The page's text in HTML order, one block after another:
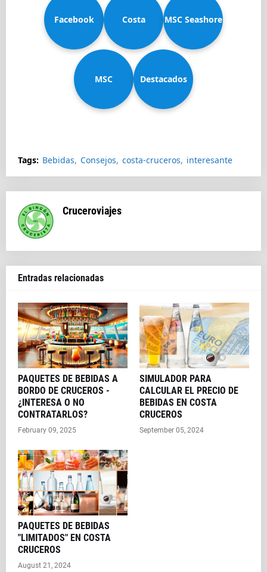
Facebook Costa
Diadema
MSC Seashore
MSC Destacados
Tags: Bebidas Consejos costa-cruceros interesante
Cruceroviajes
Entradas relacionadas
PAQUETES DE BEBIDAS A
BORDO DE CRUCEROS -
¿INTERESA O NO
CONTRATARLOS?
February 09, 2025
SIMULADOR PARA
CALCULAR EL PRECIO DE
BEBIDAS EN COSTA
CRUCEROS
September 05, 2024
PAQUETES DE BEBIDAS
"LIMITADOS" EN COSTA
CRUCEROS
August 21, 2024